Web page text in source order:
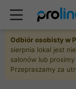
Odbiór osobisty w
sierpnia lokal jest
salonów lub
Przepraszamy za